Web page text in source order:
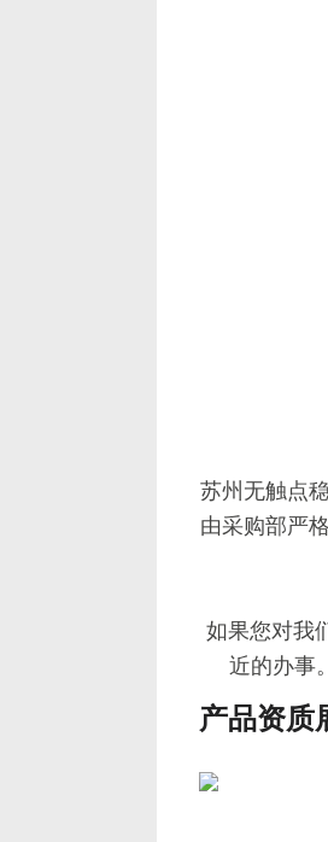
苏州无触点
由采购部严
如果您对我
近的办事。
产品资质